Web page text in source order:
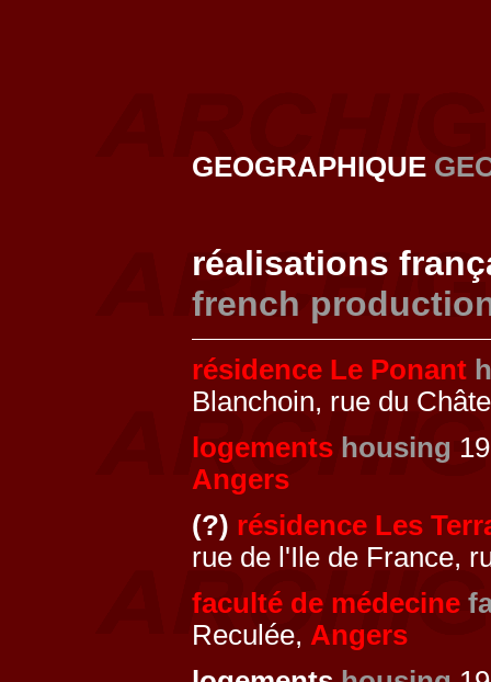
GEOGRAPHIQUE
réalisations
french
résidence Le Ponant
Blanchoin, rue du
logements housing
Angers
(?) résidence Les
rue de l'Ile de France,
faculté de médecine
Reculée, Angers